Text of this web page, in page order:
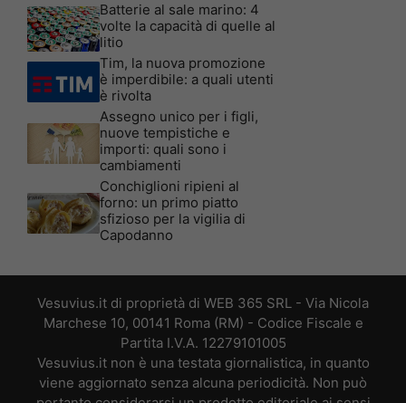
Batterie al sale marino: 4
volte la capacità di quelle al
litio
Tim, la nuova promozione
è imperdibile: a quali utenti
è rivolta
Assegno unico per i figli,
nuove tempistiche e
importi: quali sono i
cambiamenti
Conchiglioni ripieni al
forno: un primo piatto
sfizioso per la vigilia di
Capodanno
Vesuvius.it di proprietà di WEB 365 SRL - Via Nicola
Marchese 10, 00141 Roma (RM) - Codice Fiscale e
Partita I.V.A. 12279101005
Vesuvius.it non è una testata giornalistica, in quanto
viene aggiornato senza alcuna periodicità. Non può